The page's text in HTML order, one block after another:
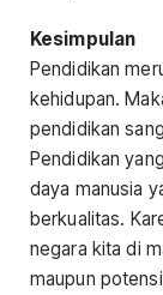
Kesimpulan
Pendidikan
kehidupan.
pendidikan
Pendidikan
daya manusia
berkualitas.
negara kita di
maupun